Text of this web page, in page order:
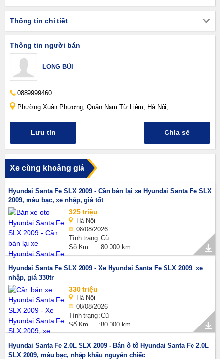
Thông tin chi tiết
Thông tin người bán
LONG BÙI
0889999460
Phường Xuân Phương, Quận Nam Từ Liêm, Hà Nội,
Lưu tin Chia sẻ
Xe cùng khoảng giá
Hyundai Santa Fe SLX 2009 - Cần bán lại xe Hyundai Santa Fe SLX
2009, màu bạc, xe nhập, giá tốt
325 triệu
Hà Nội
08/08/2026
Tình trạng Cũ
Số Km
80.000 km
Hyundai Santa Fe SLX 2009 - Xe Hyundai Santa Fe SLX 2009, xe
nhập, giá 330tr
330 triệu
Hà Nội
08/08/2026
Tình trạng Cũ
Số Km
80.000 km
Hyundai Santa Fe 2.0L SLX 2009 - Bán ô tô Hyundai Santa Fe 2.0L
SLX 2009, màu bạc, nhập khẩu nguyên chiếc